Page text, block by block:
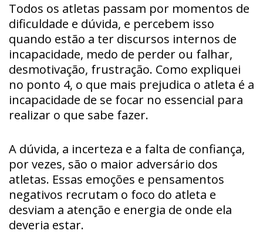
Todos os atletas passam por momentos de
dificuldade e dúvida, e percebem isso
quando estão a ter discursos internos de
incapacidade, medo de perder ou falhar,
desmotivação, frustração. Como expliquei
no ponto 4, o que mais prejudica o atleta é a
incapacidade de se focar no essencial para
realizar o que sabe fazer.
A dúvida, a incerteza e a falta de confiança,
por vezes, são o maior adversário dos
atletas. Essas emoções e pensamentos
negativos recrutam o foco do atleta e
desviam a atenção e energia de onde ela
deveria estar.